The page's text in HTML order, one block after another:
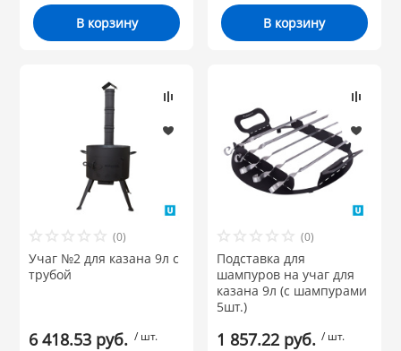
В корзину В корзину
(0)
Учаг №2 для казана 9л с
трубой
6 418.53 руб. / шт.
(0)
Подставка для
шампуров на учаг для
казана 9л (с шампурами
5шт.)
1 857.22 руб. / шт.